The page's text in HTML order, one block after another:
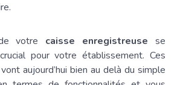
votre caisse enregistreuse se
pour votre établissement. Ces
aujourd’hui bien au delà du simple